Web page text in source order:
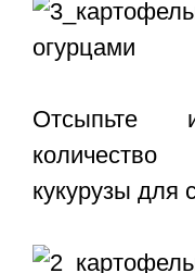
Отсыпьте
кукурузы для